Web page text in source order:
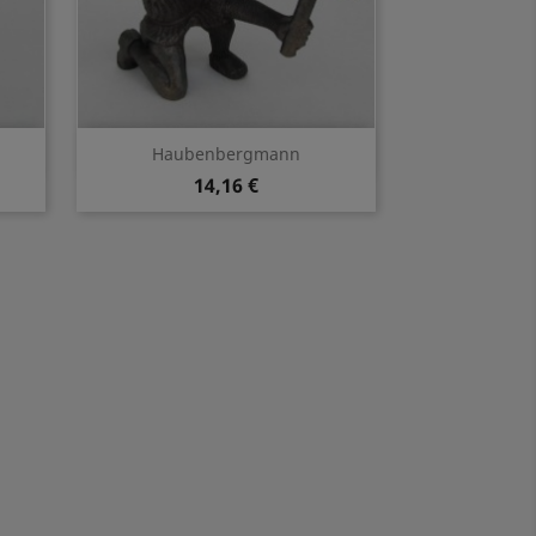
Haubenbergmann
14,16 €
Vorschau